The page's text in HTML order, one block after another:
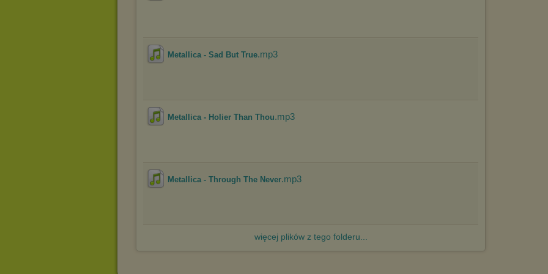
Metallica - Sad But True.mp3
Metallica - Holier Than Thou.mp3
Metallica - Through The Never.mp3
więcej plików z tego folderu...